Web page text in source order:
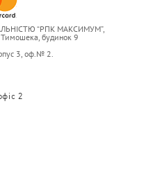
“РПК МАКСИМУМ”,
будинок 9
3, оф.№ 2.
2